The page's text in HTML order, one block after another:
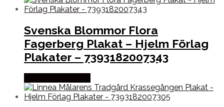
Svenska Blommor Flora
Fagerberg Plakat – Hjelm Förlag
Plakater – 7393182007343